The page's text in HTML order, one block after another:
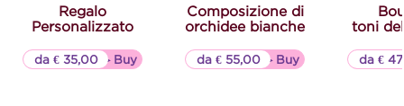
Regalo
Personalizzato
▷▷ Buy
da € 35,00
Composizione di
orchidee bianche
▷▷ Buy
da € 55,00
toni
da €